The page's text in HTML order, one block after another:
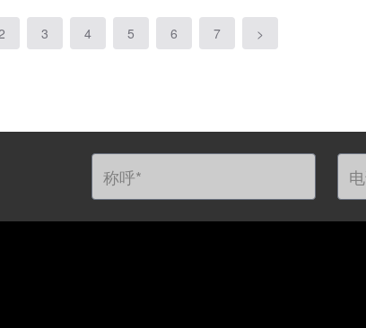
3 4 5 6 7 >